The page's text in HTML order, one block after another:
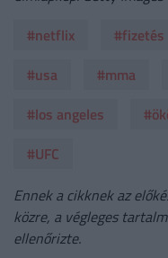
#netflix
#fizetés
#usa
#mma
#los angeles
#UFC
Ennek a cikknek az
közre, a végleges
ellenőrizte.